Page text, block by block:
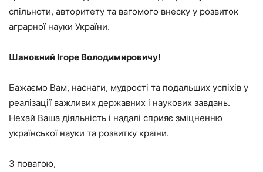
спільноти, авторитету та вагомого внеску у розвиток
аграрної науки України.
Шановний Ігоре Володимировичу!
Бажаємо Вам, наснаги, мудрості та подальших успіхів у
реалізації важливих державних і наукових завдань.
Нехай Ваша діяльність і надалі сприяє зміцненню
української науки та розвитку країни.
З повагою,